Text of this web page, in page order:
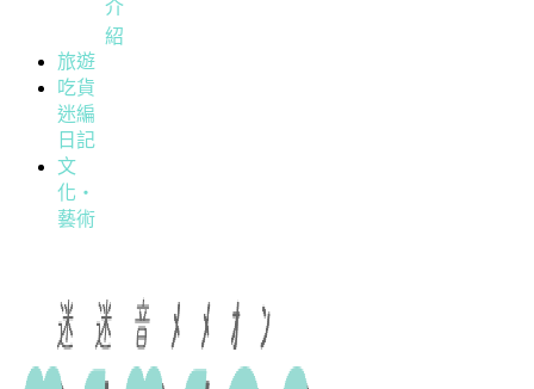
介
紹
旅遊
吃貨
迷編
日記
文
化・
藝術